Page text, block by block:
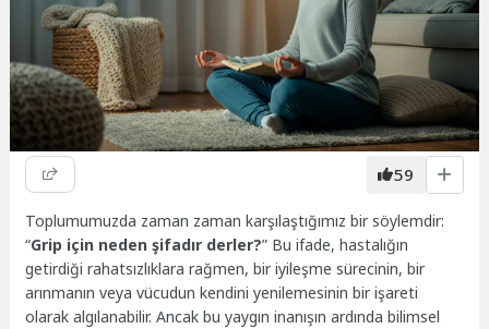
59
Toplumumuzda zaman zaman karşılaştığımız bir söylemdir:
“Grip için neden şifadır derler?” Bu ifade, hastalığın
getirdiği rahatsızlıklara rağmen, bir iyileşme sürecinin, bir
arınmanın veya vücudun kendini yenilemesinin bir işareti
olarak algılanabilir. Ancak bu yaygın inanışın ardında bilimsel